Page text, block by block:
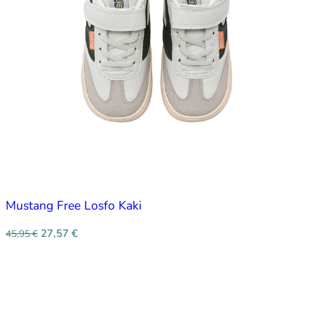
Mustang Free Losfo Kaki
45,95€ 27,57 €